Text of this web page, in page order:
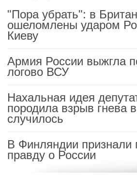
"Пора убрать": в
ошеломлены ударом
Киеву
Армия России выжгла
логово ВСУ
Нахальная идея
породила взрыв гнева
случилось
В Финляндии признали
правду о России